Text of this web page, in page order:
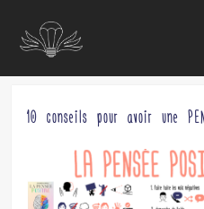
10 conseils pour avoir une